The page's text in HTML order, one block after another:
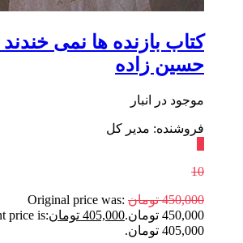
کتاب بازنده ها نمی خندند
حسین زاده
موجود در انبار
فروشنده: مدیر کل
10
450,000 تومان Original price was:
450,000 تومان.
405,000 تومانprice is:
405,000 تومان.